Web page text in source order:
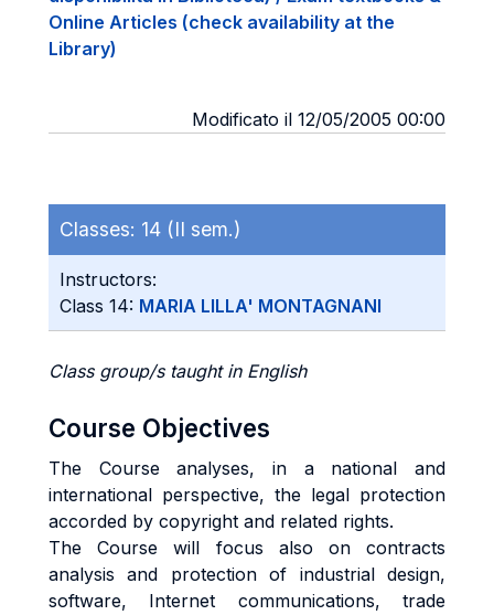
Online Articles (check availability at the
Library)
Modificato il 12/05/2005 00:00
Classes: 14 (II sem.)
Instructors:
Class 14: MARIA LILLA' MONTAGNANI
Class group/s taught in English
Course Objectives
The Course analyses, in a national and
international perspective, the legal protection
accorded by copyright and related rights.
The Course will focus also on contracts
analysis and protection of industrial design,
software, Internet communications, trade